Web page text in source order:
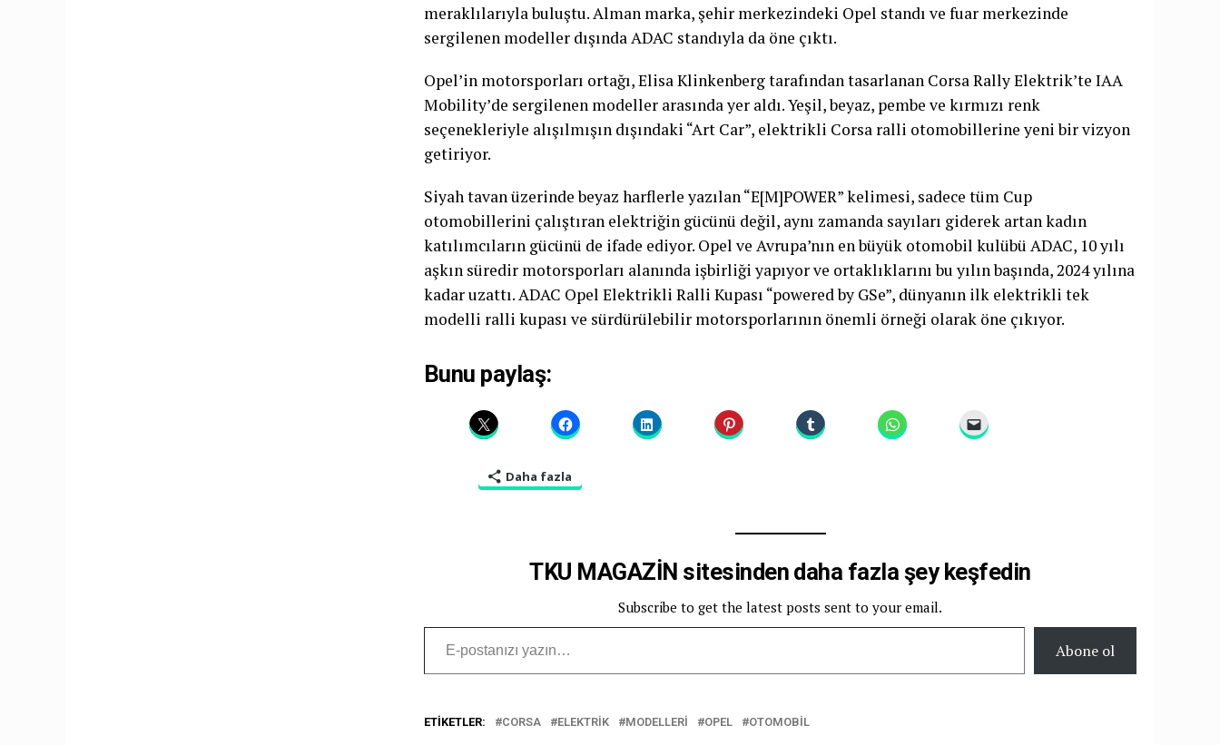
meraklılarıyla buluştu. Alman marka, şehir merkezindeki Opel standı ve fuar merkezinde
sergilenen modeller dışında ADAC standıyla da öne çıktı.
Opel’in motorsporları ortağı, Elisa Klinkenberg tarafından tasarlanan Corsa Rally Elektrik’te IAA
Mobility’de sergilenen modeller arasında yer aldı. Yeşil, beyaz, pembe ve kırmızı renk
seçenekleriyle alışılmışın dışındaki “Art Car”, elektrikli Corsa ralli otomobillerine yeni bir vizyon
getiriyor.
Siyah tavan üzerinde beyaz harflerle yazılan “E[M]POWER” kelimesi, sadece tüm Cup
otomobillerini çalıştıran elektriğin gücünü değil, aynı zamanda sayıları giderek artan kadın
katılımcıların gücünü de ifade ediyor. Opel ve Avrupa’nın en büyük otomobil kulübü ADAC, 10 yılı
aşkın süredir motorsporları alanında işbirliği yapıyor ve ortaklıklarını bu yılın başında, 2024 yılına
kadar uzattı. ADAC Opel Elektrikli Ralli Kupası “powered by GSe”, dünyanın ilk elektrikli tek
modelli ralli kupası ve sürdürülebilir motorsporlarının önemli örneği olarak öne çıkıyor.
Bunu paylaş:
Daha fazla
TKU MAGAZİN sitesinden daha fazla şey keşfedin
Subscribe to get the latest posts sent to your email.
E-postanızı yazın…
Abone ol
ETIKETLER: CORSA ELEKTRIK MODELLERI OPEL OTOMOBIL